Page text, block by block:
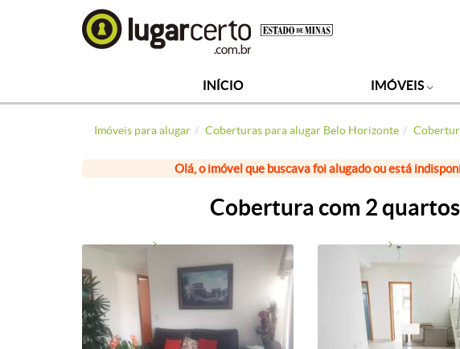
INÍCIO IMÓVEIS
Imóveis para alugar Coberturas para alugar Belo Horizonte
Olá, o imóvel que buscava foi alugado ou está
Cobertura com 2